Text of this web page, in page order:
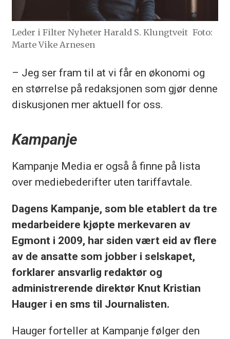
Leder i Filter Nyheter Harald S. Klungtveit Foto:
Marte Vike Arnesen
– Jeg ser fram til at vi får en økonomi og
en størrelse på redaksjonen som gjør denne
diskusjonen mer aktuell for oss.
Kampanje
Kampanje Media er også å finne på lista
over mediebederifter uten tariffavtale.
Dagens Kampanje, som ble etablert da tre
medarbeidere kjøpte merkevaren av
Egmont i 2009, har siden vært eid av flere
av de ansatte som jobber i selskapet,
forklarer ansvarlig redaktør og
administrerende direktør Knut Kristian
Hauger i en sms til Journalisten.
Hauger forteller at Kampanje følger den